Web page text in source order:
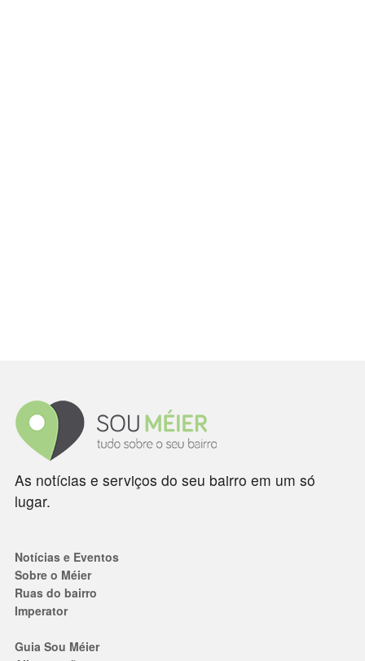
As notícias e serviços do seu bairro em um só
lugar.
Notícias e Eventos
Sobre o Méier
Ruas do bairro
Imperator
Guia Sou Méier